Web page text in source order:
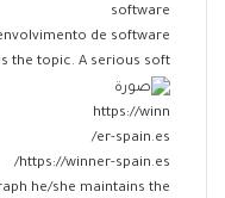
de software
the topic. A serious soft...
https://winner-spain.es/
he/she maintains the